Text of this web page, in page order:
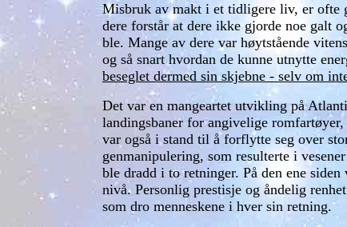
Misbruk av makt i et tidligere liv, er ofte
dere forstår at dere ikke gjorde noe galt
ble. Mange av dere var høytstående
og så snart hvordan de kunne utnytte
beseglet dermed sin skjebne - selv om
Det var en mangeartet utvikling på
landingsbaner for angivelige
var også i stand til å forflytte seg over
genmanipulering, som resulterte i
ble dradd i to retninger. På den ene
nivå. Personlig prestisje og åndelig
som dro menneskene i hver sin retning.